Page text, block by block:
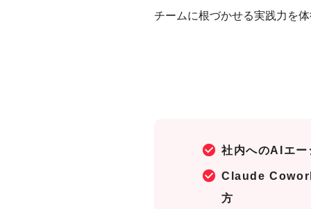
チームに根づかせる実践力を
社内へのAIエー
Claude
方